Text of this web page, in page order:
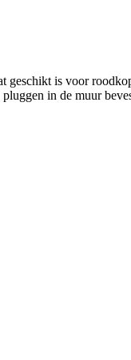
is voor
in de muur